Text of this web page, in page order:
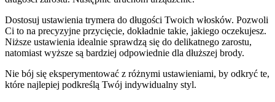
Dostosuj ustawienia trymera do długości Twoich włosków. Pozwoli
Ci to na precyzyjne przycięcie, dokładnie takie, jakiego oczekujesz.
Niższe ustawienia idealnie sprawdzą się do delikatnego zarostu,
natomiast wyższe są bardziej odpowiednie dla dłuższej brody.
Nie bój się eksperymentować z różnymi ustawieniami, by odkryć te,
które najlepiej podkreślą Twój indywidualny styl.